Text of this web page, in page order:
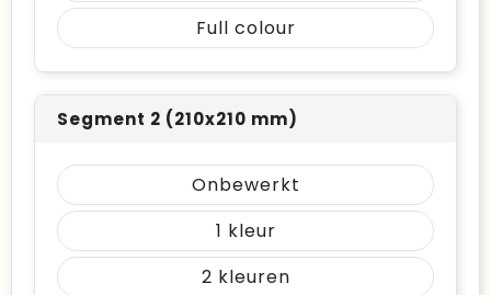
Full colour
Segment 2 (210x210 mm)
Onbewerkt
1
2